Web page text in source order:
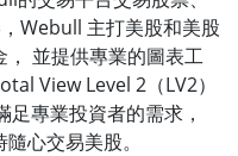
Webull 主打美股和美股
並提供專業的圖表工
View Level 2 （LV2）
足專業投資者的需求，
心交易美股。